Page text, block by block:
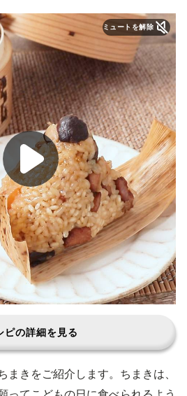
ミュートを解除
ピの詳細を見る
まきをご紹介します。ちまきは、